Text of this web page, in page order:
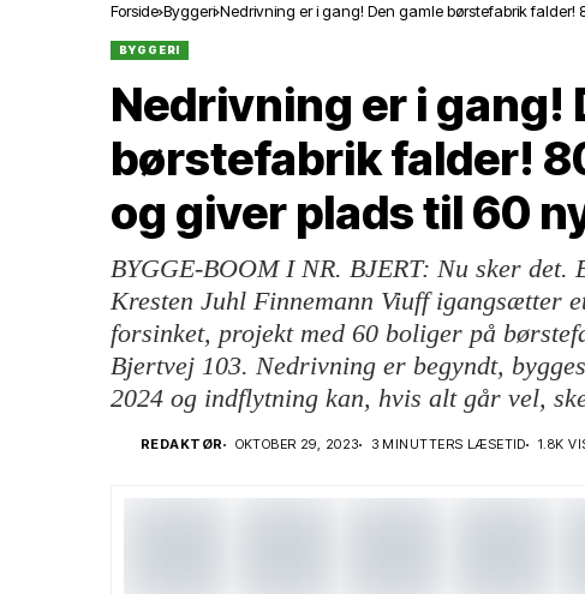
Forside Byggeri Nedrivning er i gang! Den gamle børstefabrik falder!
BYGGERI
Nedrivning er i gang!
børstefabrik falder!
og giver plads til 60
BYGGE-BOOM I NR. BJERT: Nu sker det.
Kresten Juhl Finnemann Viuff igangsætter
forsinket, projekt med 60 boliger på
Bjertvej 103. Nedrivning er begyndt,
2024 og indflytning kan, hvis alt går vel,
REDAKTØR OKTOBER 29, 2023 3 MINUTTERS LÆSETID 1.8K